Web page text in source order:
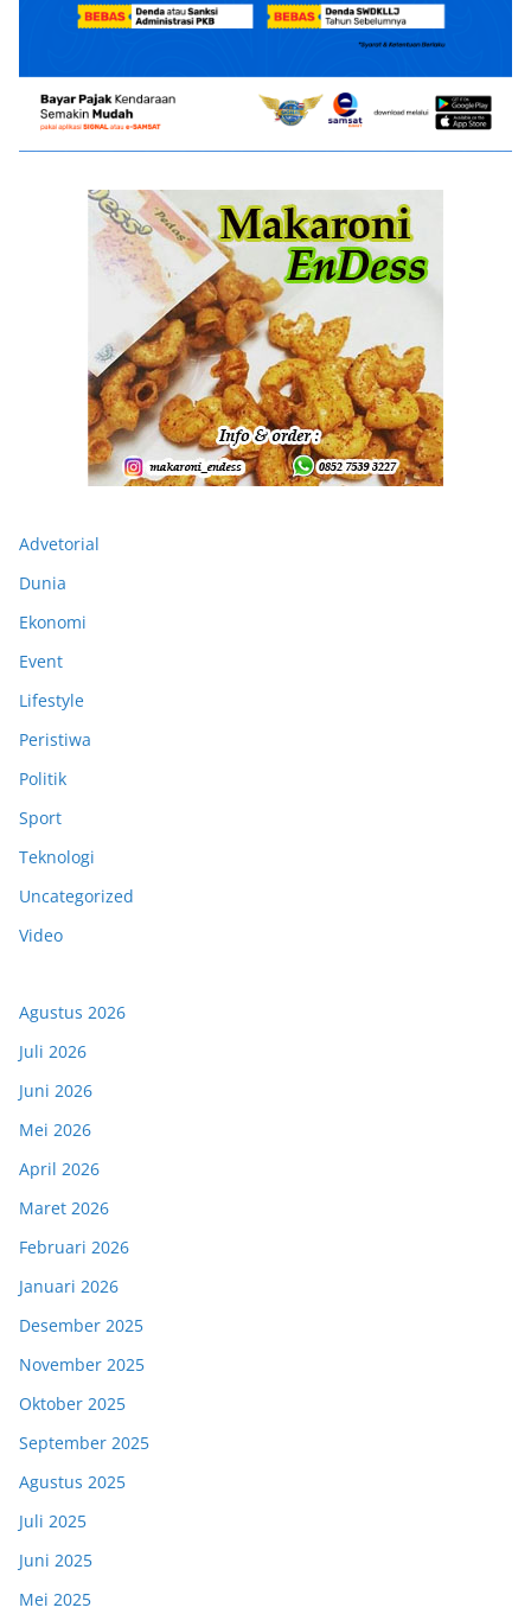
Advetorial
Dunia
Ekonomi
Event
Lifestyle
Peristiwa
Politik
Sport
Teknologi
Uncategorized
Video
Agustus 2026
Juli 2026
Juni 2026
Mei 2026
April 2026
Maret 2026
Februari 2026
Januari 2026
Desember 2025
November 2025
Oktober 2025
September 2025
Agustus 2025
Juli 2025
Juni 2025
Mei 2025